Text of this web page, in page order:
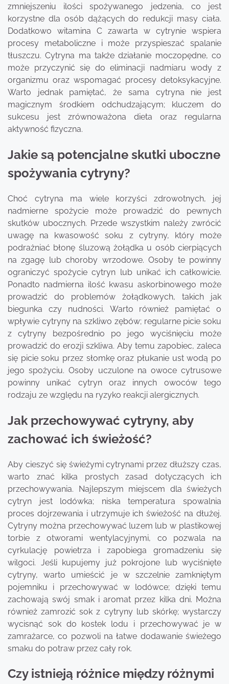
zmniejszeniu ilości spożywanego jedzenia, co jest
korzystne dla osób dążących do redukcji masy ciała.
Dodatkowo witamina C zawarta w cytrynie wspiera
procesy metaboliczne i może przyspieszać spalanie
tłuszczu. Cytryna ma także działanie moczopędne, co
może przyczynić się do eliminacji nadmiaru wody z
organizmu oraz wspomagać procesy detoksykacyjne.
Warto jednak pamiętać, że sama cytryna nie jest
magicznym środkiem odchudzającym; kluczem do
sukcesu jest zrównoważona dieta oraz regularna
aktywność fizyczna.
Jakie są potencjalne skutki uboczne
spożywania cytryny?
Choć cytryna ma wiele korzyści zdrowotnych, jej
nadmierne spożycie może prowadzić do pewnych
skutków ubocznych. Przede wszystkim należy zwrócić
uwagę na kwasowość soku z cytryny, który może
podrażniać błonę śluzową żołądka u osób cierpiących
na zgagę lub choroby wrzodowe. Osoby te powinny
ograniczyć spożycie cytryn lub unikać ich całkowicie.
Ponadto nadmierna ilość kwasu askorbinowego może
prowadzić do problemów żołądkowych, takich jak
biegunka czy nudności. Warto również pamiętać o
wpływie cytryny na szkliwo zębów; regularne picie soku
z cytryny bezpośrednio po jego wyciśnięciu może
prowadzić do erozji szkliwa. Aby temu zapobiec, zaleca
się picie soku przez słomkę oraz płukanie ust wodą po
jego spożyciu. Osoby uczulone na owoce cytrusowe
powinny unikać cytryn oraz innych owoców tego
rodzaju ze względu na ryzyko reakcji alergicznych.
Jak przechowywać cytryny, aby
zachować ich świeżość?
Aby cieszyć się świeżymi cytrynami przez dłuższy czas,
warto znać kilka prostych zasad dotyczących ich
przechowywania. Najlepszym miejscem dla świeżych
cytryn jest lodówka; niska temperatura spowalnia
proces dojrzewania i utrzymuje ich świeżość na dłużej.
Cytryny można przechowywać luzem lub w plastikowej
torbie z otworami wentylacyjnymi, co pozwala na
cyrkulację powietrza i zapobiega gromadzeniu się
wilgoci. Jeśli kupujemy już pokrojone lub wyciśnięte
cytryny, warto umieścić je w szczelnie zamkniętym
pojemniku i przechowywać w lodówce; dzięki temu
zachowają swój smak i aromat przez kilka dni. Można
również zamrozić sok z cytryny lub skórkę; wystarczy
wycisnąć sok do kostek lodu i przechowywać je w
zamrażarce, co pozwoli na łatwe dodawanie świeżego
smaku do potraw przez cały rok.
Czy istnieją różnice między różnymi